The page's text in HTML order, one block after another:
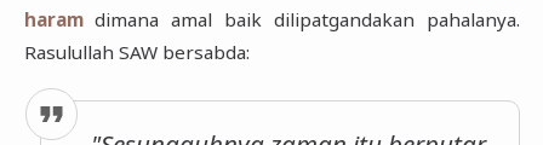
haramdimana amal baik dilipatgandakan pahalanya.
Rasulullah SAW bersabda: